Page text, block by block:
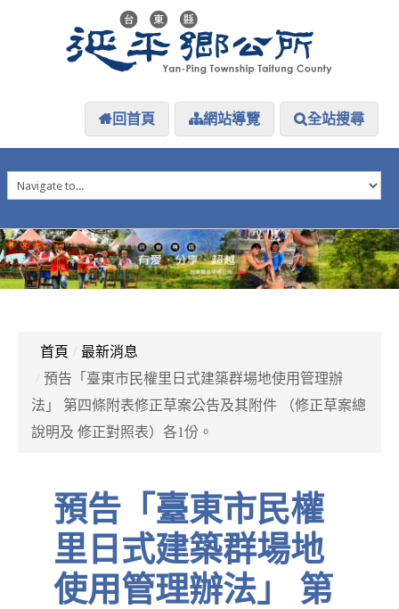
回首頁 網站導覽 全站搜尋
延平介紹
防災專區
資訊公開
探索延平
首頁 / 最新消息
/ 預告「臺東市民權里日式建築群場地使用管理辦
法」 第四條附表修正草案公告及其附件 （修正草案總
說明及 修正對照表）各1份。
預告「臺東市民權
里日式建築群場地
使用管理辦法」 第